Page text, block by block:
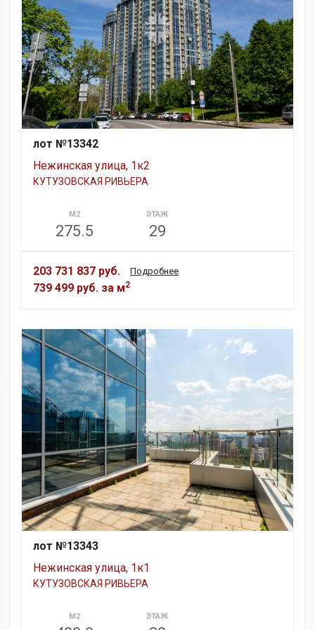
лот №13342
Нежинская улица, 1к2
КУТУЗОВСКАЯ РИВЬЕРА
М2
275.5
ЭТАЖ
29
203 731 837 руб.
739 499 руб. за м2
Подробнее
лот №13343
Нежинская улица, 1к1
КУТУЗОВСКАЯ РИВЬЕРА
М2 ЭТАЖ